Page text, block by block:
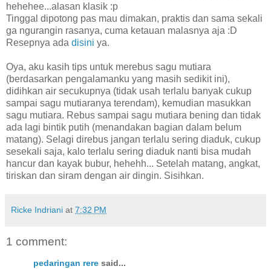
hehehee...alasan klasik :p
Tinggal dipotong pas mau dimakan, praktis dan sama sekali
ga ngurangin rasanya, cuma ketauan malasnya aja :D
Resepnya ada disini ya.
Oya, aku kasih tips untuk merebus sagu mutiara
(berdasarkan pengalamanku yang masih sedikit ini),
didihkan air secukupnya (tidak usah terlalu banyak cukup
sampai sagu mutiaranya terendam), kemudian masukkan
sagu mutiara. Rebus sampai sagu mutiara bening dan tidak
ada lagi bintik putih (menandakan bagian dalam belum
matang). Selagi direbus jangan terlalu sering diaduk, cukup
sesekali saja, kalo terlalu sering diaduk nanti bisa mudah
hancur dan kayak bubur, hehehh... Setelah matang, angkat,
tiriskan dan siram dengan air dingin. Sisihkan.
Ricke Indriani at 7:32 PM
1 comment:
pedaringan rere said...